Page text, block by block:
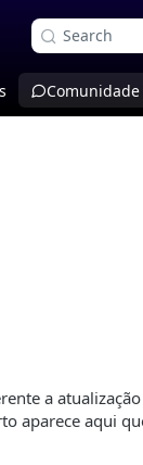
Search
Comunidade
a
aparece aqui